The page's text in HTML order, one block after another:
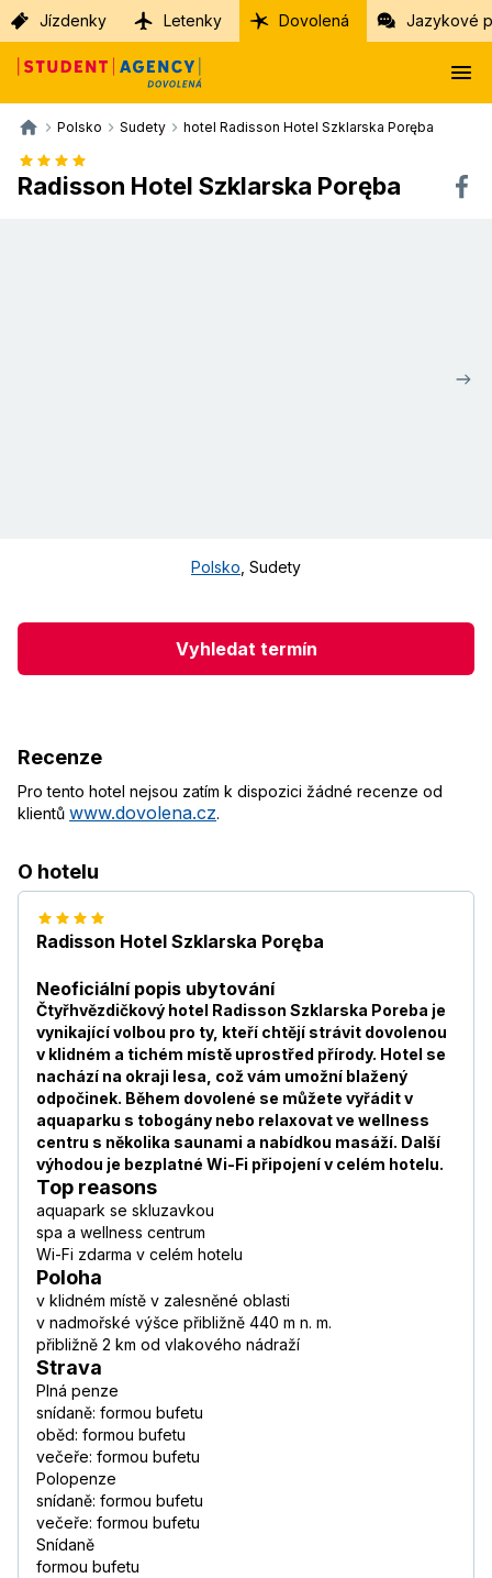
Jízdenky Letenky Dovolená Jazykové
Polsko Sudety hotel Radisson Hotel Szklarska Poręba
Radisson Hotel Szklarska Poręba
Polsko Sudety
Vyhledat termín
Recenze
Pro tento hotel nejsou zatím k dispozici žádné recenze od
klientů www.dovolena.cz.
O hotelu
Radisson Hotel Szklarska Poręba
Neoficiální popis ubytování
Čtyřhvězdičkový hotel Radisson Szklarska Poreba je
vynikající volbou pro ty, kteří chtějí strávit dovolenou
v klidném a tichém místě uprostřed přírody. Hotel se
nachází na okraji lesa, což vám umožní blažený
odpočinek. Během dovolené se můžete vyřádit v
aquaparku s tobogány nebo relaxovat ve wellness
centru s několika saunami a nabídkou masáží. Další
výhodou je bezplatné Wi-Fi připojení v celém hotelu.
Top reasons
aquapark se skluzavkou
spa a wellness centrum
Wi-Fi zdarma v celém hotelu
Poloha
v klidném místě v zalesněné oblasti
v nadmořské výšce přibližně 440 m n. m.
přibližně 2 km od vlakového nádraží
Strava
Plná penze
snídaně: formou bufetu
oběd: formou bufetu
večeře: formou bufetu
Polopenze
snídaně: formou bufetu
večeře: formou bufetu
Snídaně
formou bufetu